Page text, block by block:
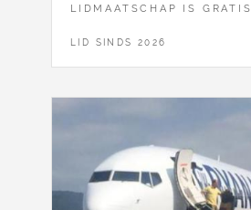
LIDMAATSCHAP IS GRATIS
LID SINDS 2026